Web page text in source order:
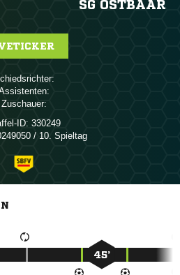
SG OSTBAAR
Zuschauer:
ID: 330249
/ 10. Spieltag
45’